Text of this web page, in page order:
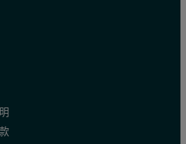
剂（如异丙醇，己烷和异辛烷）时，
热伪峰（溶剂峰）
方面所花费的时间和专业知识。
？立即与我们联系，了解